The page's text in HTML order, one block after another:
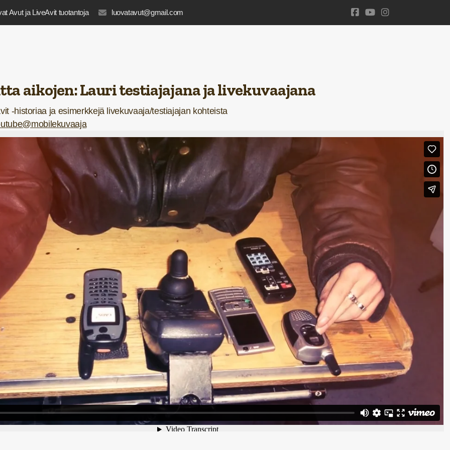
Avut ja LiveAvit tuotantoja luovatavut@gmail.com
aikojen: Lauri testiajajana ja livekuvaajana
-historiaa ja esimerkkejä livekuvaaja/testiajajan kohteista